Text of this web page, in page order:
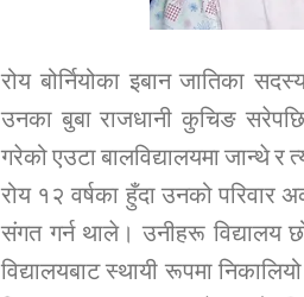
रोय बोर्नियोका इबान जातिका
उनका बुबा राजधानी कुचिङ
गरेको एउटा बालविद्यालयमा जान्थे
रोय १२ वर्षका हुँदा उनको परिवार
संगत गर्न थाले। उनीहरू विद्यालय
विद्यालयबाट स्थायी रूपमा